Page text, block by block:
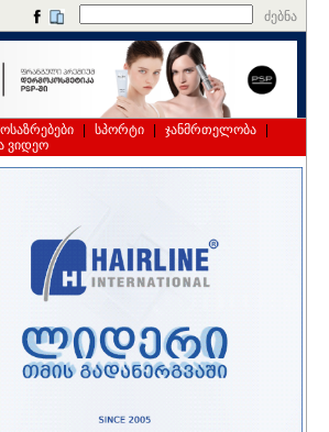
ძებნა
სპორტი ჯანმრთელობა
ვიდეო